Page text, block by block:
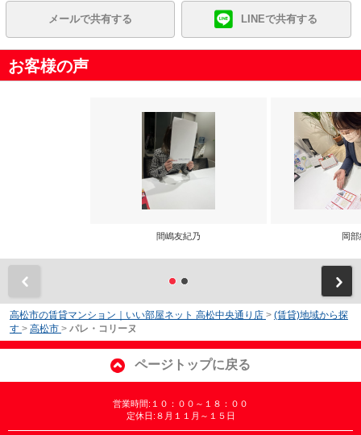
メールで共有する LINEで共有する
お客様の声
間嶋友紀乃 岡
高松市の賃貸マンション｜いい部屋ネット 高松中央通り店 > (賃貸)地域から探
す > 高松市 > パレ・コリーヌ
ページトップに戻る
営業時間:１０：００～１８：００
定休日:８月１１月～１５日